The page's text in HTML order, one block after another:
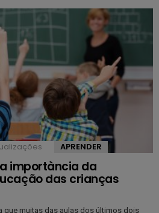
APRENDER
importància da
das crianças
que muitas das aulas dos últimos dois